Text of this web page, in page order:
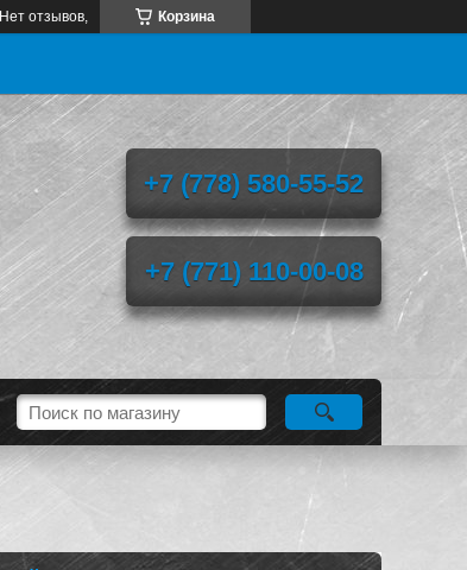
Корзина
Нет отзывов,
+7 (778) 580-55-52
+7 (771) 110-00-08